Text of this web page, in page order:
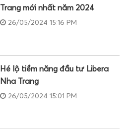
Trang mới nhất năm 2024
26/05/2024 15:16 PM
Hé lộ tiềm năng đầu tư Libera
Nha Trang
26/05/2024 15:01 PM